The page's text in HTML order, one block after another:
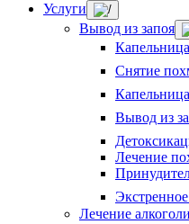
Услуги
Вывод из запоя
Снятие
Вывод из
Лечение
Лечение